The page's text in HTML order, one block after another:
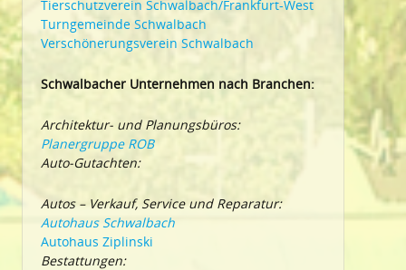
Tierschutzverein Schwalbach/Frankfurt-West
Turngemeinde Schwalbach
Verschönerungsverein Schwalbach
Schwalbacher Unternehmen nach Branchen:
Architektur- und Planungsbüros:
Planergruppe ROB
Auto-Gutachten:
Autos – Verkauf, Service und Reparatur:
Autohaus Schwalbach
Autohaus Ziplinski
Bestattungen: